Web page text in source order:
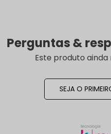
Perguntas &
Este produto
SEJA O